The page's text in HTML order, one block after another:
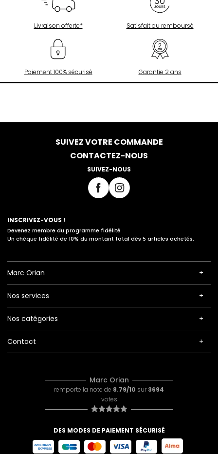
Livraison offerte* Satisfait ou remboursé
Paiement 100% sécurisé Garantie 2 ans
SUIVEZ VOTRE COMMANDE
CONTACTEZ-NOUS
SUIVEZ-NOUS
INSCRIVEZ-VOUS !
Devenez membre du programme fidélité
Un chèque fidélité de 10% du montant total dès 5 articles achetés.
Marc Orian
Nos services
Nos catégories
Contact
Marc Orian
remporte la note de 8.79/10 sur 3694
votes
DES MODES DE PAIEMENT SÉCURISÉ